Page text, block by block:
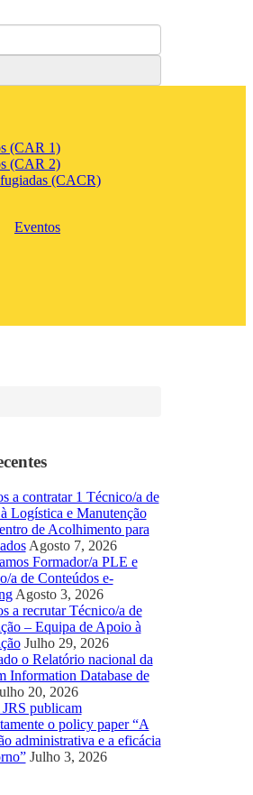
(CAR 1)
(CAR 2)
(CACR)
Eventos
a contratar 1 Técnico/a de
Logística e Manutenção
de Acolhimento para
Agosto 7, 2026
Formador/a PLE e
a de Conteúdos e-
Agosto 3, 2026
a recrutar Técnico/a de
– Equipa de Apoio à
Julho 29, 2026
o Relatório nacional da
Information Database de
20, 2026
publicam
o policy paper “A
administrativa e a eficácia
Julho 3, 2026